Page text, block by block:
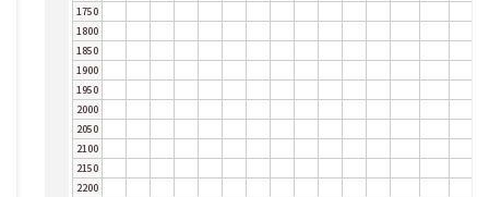
1750
1800
1850
1900
1950
2000
2050
2100
2150
2200